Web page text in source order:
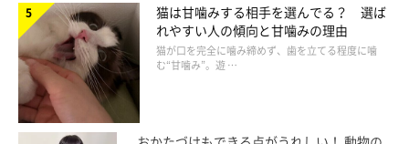
ただ、今回は「いつもとちょっと違った」と飼い主さんは話しま
す。
飼い主さん：
「いつもは手の甲を上に向けて隙間に差し込んでくるのですが、
猫は甘噛みする相手を選んでる？ 選ば
れやすい人の傾向と甘噛みの理由
猫が口を完全に噛み締めず、歯を立てる程度に噛
む“甘噛み”。遊 …